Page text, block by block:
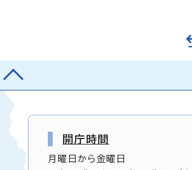
開庁時間
月曜日から金曜日